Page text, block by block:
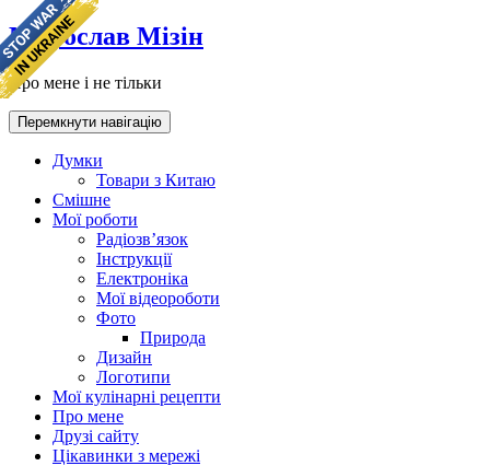
Мирослав Мізін
Про мене і не тільки
Перемкнути навігацію
Думки
Товари з Китаю
Смішне
Мої роботи
Радіозв’язок
Інструкції
Електроніка
Мої відеороботи
Фото
Природа
Дизайн
Логотипи
Мої кулінарні рецепти
Про мене
Друзі сайту
Цікавинки з мережі